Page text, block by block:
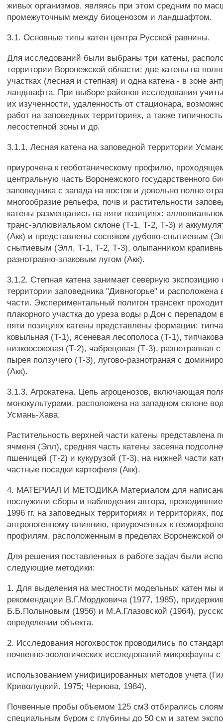
живых организмов, являясь при этом средним по
промежуточным между биоценозом и ландшафтом.
3.1. Основные типы катен центра Русской равнины.
Для исследований были выбраны три катены,
территории Воронежской области: две катены на
участках (лесная и степная) и одна катена - в зоне
ландшафта. При выборе районов исследования
их изученности, удаленность от стационара,
работ на заповедных территориях, а также
лесостепной зоны и др.
3.1.1. Лесная катена на заповедной территории
приурочена к геоботаническому профилю,
центральную часть Воронежского государственного
заповедника с запада на восток и довольно полно
многообразие рельефа, почв и растительности
катены размещались на пяти позициях:
транс-эллювиальяом склоне (Т-1, Т-2, Т-3) и
(Акк) и представлены сосняком дубово-снытиевым
снытиевым (Элл, Т-1, Т-2, Т-3), олыпанником
разнотравно-злаковым лугом (Акк).
3.1.2. Степная катена занимает северную экспозицию
территории заповедника "Дивногорье" и расположена
части. Экспериментальный полигон трансект
плакорного участка до уреза воды р.Дон с
пяти позициях катены представлены формации:
ковыльная (Т-1), ясеневая лесополоса (Т-1),
низкоосоковая (Т-2), чабрецовая (Т-3), разнотравная
пырея ползучего (Т-3), лугово-разнотраная с
(Акк).
3.1.3. Агрокатена. Цепь агроценозов, включающая
монокультурами, расположена на западном склоне
Усмань-Хава.
Растительность верхней части катены представлена
ячменя (Элл), средняя часть катены засеяна
пшеницей (Т-2) и кукурузой (Т-3), на нижней части
частные посадки картофеля (Акк).
4. МАТЕРИАЛ И МЕТОДИКА Материалом для
послужили сборы и наблюдения автора,
1996 гг. на заповедных территориях и территориях,
антропогенному влиянию, приуроченных к
профилям, расположенным в пределах Воронежской
Для решения поставленных в работе задач были
следующие методики:
1. Для выделения на местности модельных катен мы
рекомендации В.Г.Мордковича (1977, 1985),
Б.Б.Полыновым (1956) и М.А.Глазовской (1964),
определении объекта.
2. Исследования ногохвосток проводились по
почвенно-зоологических исследований микрофауны с
использованием унифицированных методов учета
Криволуцкий. 1975; Чернова, 1984).
Почвенные пробы объемом 125 см3 отбирались
специальным буром с глубины до 50 см и затем